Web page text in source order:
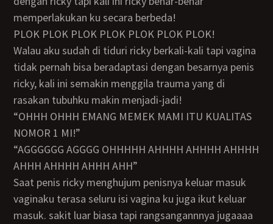
memperlakukan ku secara berbeda!
PLOK PLOK PLOK PLOK PLOK PLOK PLOK!
walau aku sudah di tiduri ricky berkali-kali tapi vagina
tidak pernah bisa beradaptasi dengan besarnya penis
ricky, kali ini semakin menggila trauma yang di
rasakan tubuhku makin menjadi-jadi!
“OHHH OHHH EMANG MEMEK MAMI ITU KUALITAS
NOMOR 1 MI!”
“AGGGGGG AGGGG OHHHHH AHHHH AHHHH AHHHH
AHHH AHHHH AHHH AHH”
saat penis ricky menghujum penisnya keluar masuk
vaginaku terasa seluru isi vagina ku juga ikut keluar
masuk. sakit luar biasa tapi rangsangannnya jugaaaa